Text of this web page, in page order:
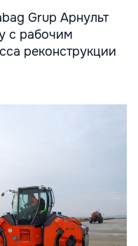
Grup Арнульт
с рабочим
реконструкции